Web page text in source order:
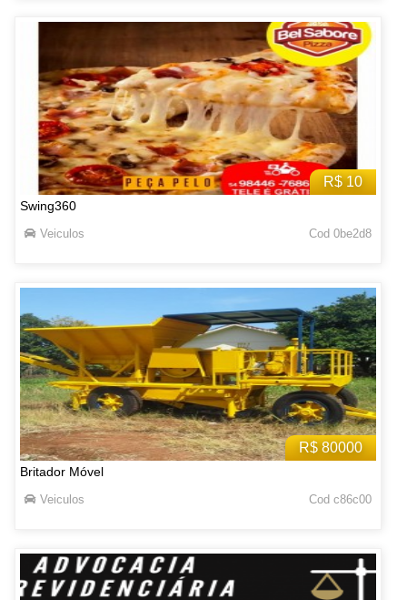
R$ 10
Swing360
Veiculos Cod 0be2d8
R$ 80000
Britador Móvel
Veiculos Cod c86c00